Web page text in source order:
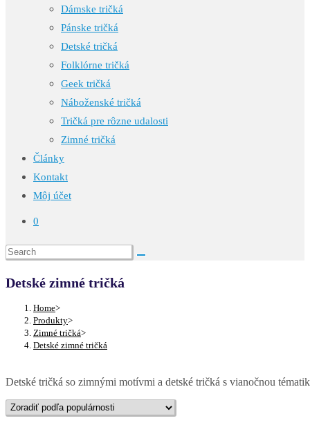
Dámske tričká
Pánske tričká
Detské tričká
Folklórne tričká
Geek tričká
Náboženské tričká
Tričká pre rôzne udalosti
Zimné tričká
Články
Kontakt
Môj účet
0
Detské zimné tričká
Home>
Produkty>
Zimné tričká>
Detské zimné tričká
Detské tričká so zimnými motívmi a detské tričká s vianočnou